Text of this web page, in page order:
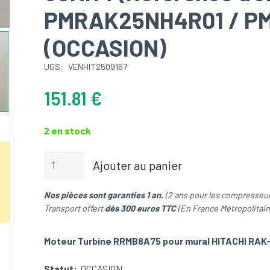
PMRAK25NH4R01 /
(OCCASION)
UGS: VENHIT2509167
151.81 €
2 en stock
Turbine
RRMB8A75
mural
RAK-
Ajouter au panier
Nos pièces sont garanties 1 an.(2 ans pour les
Transport offertdès 300 euros TTC(En France
Moteur Turbine RRMB8A75 pour mural HITACHI